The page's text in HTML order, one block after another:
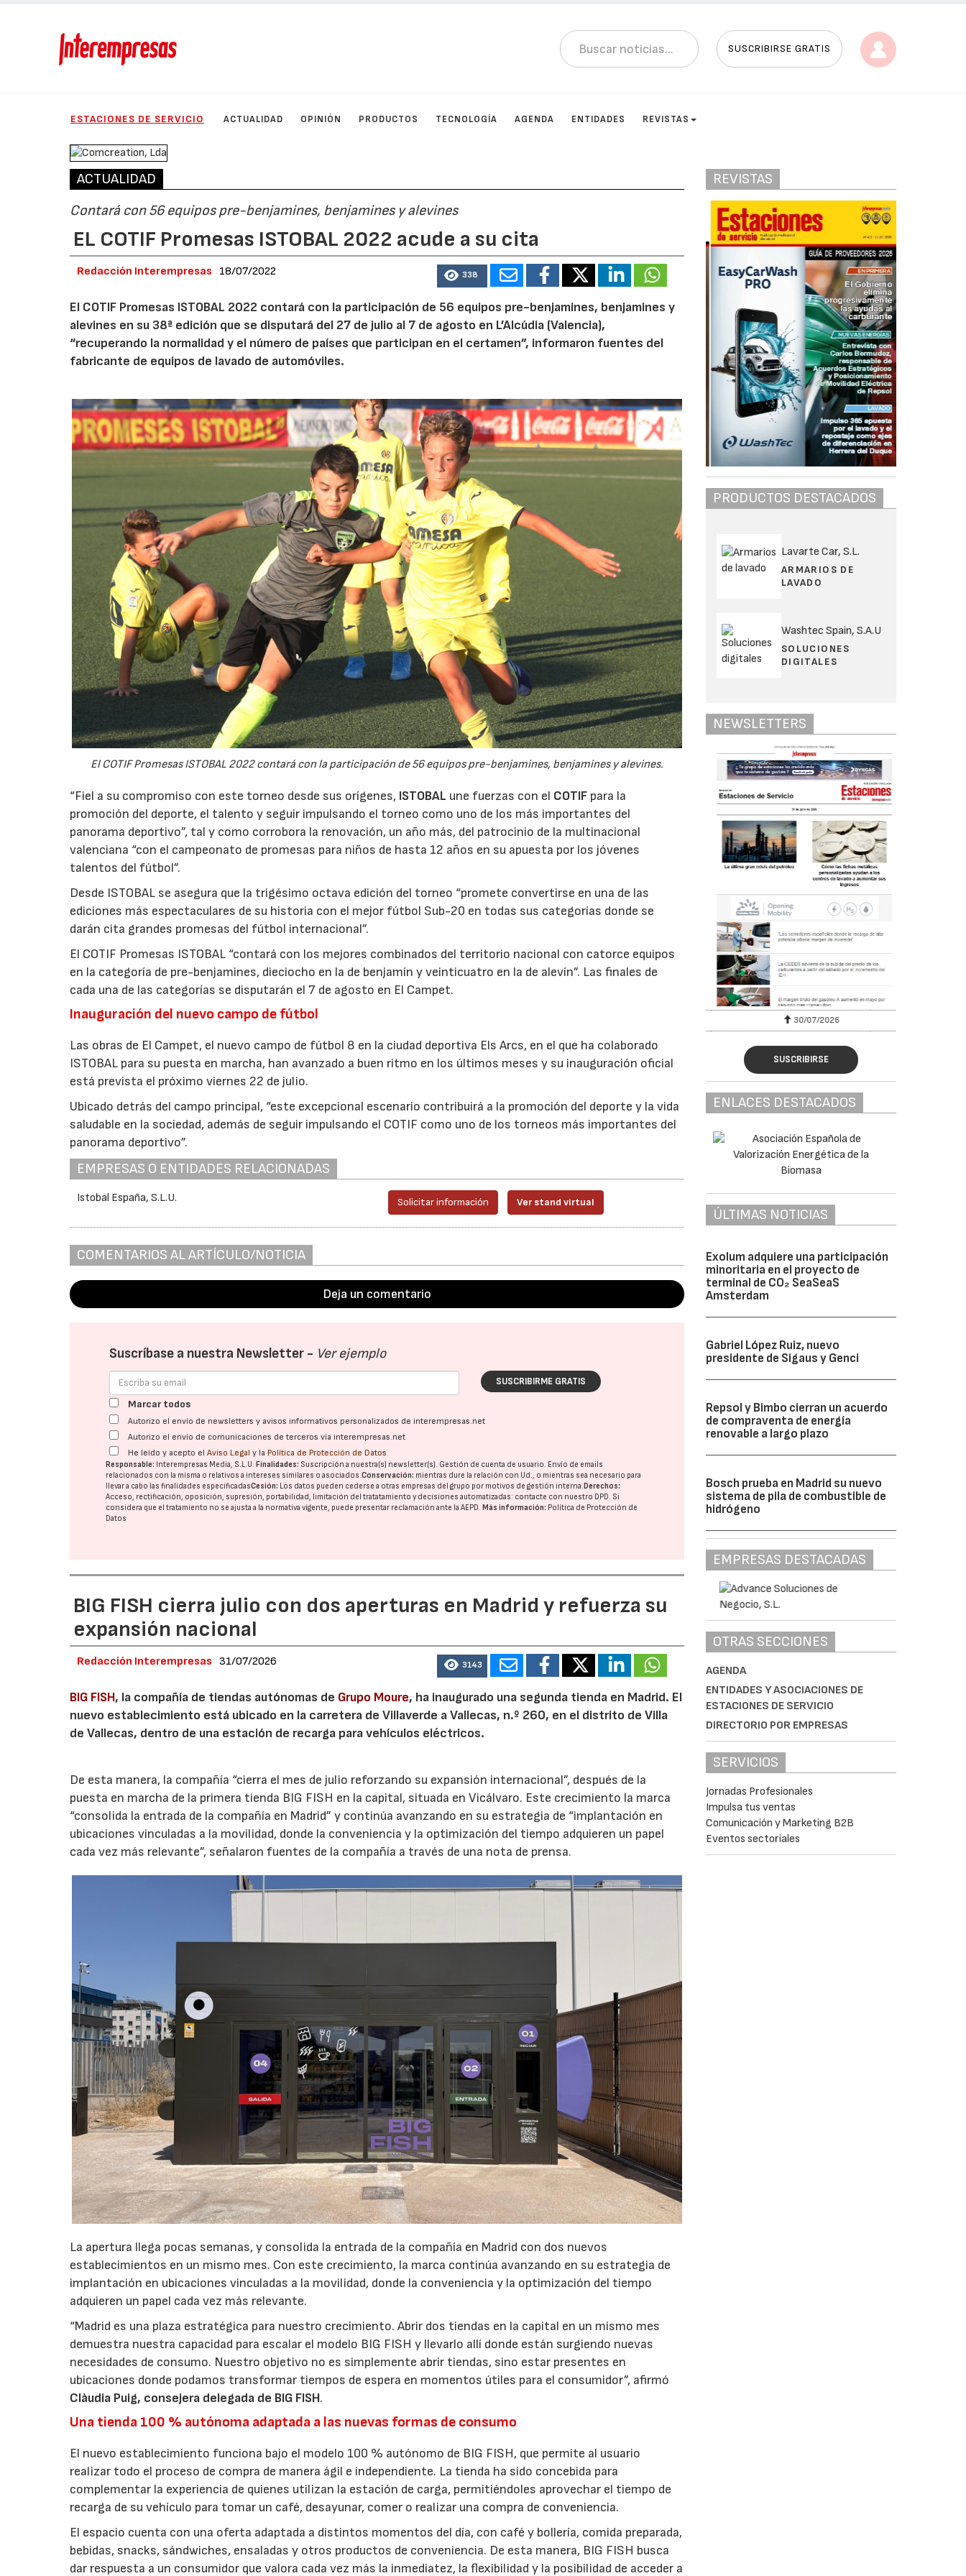
SUSCRIBIRSE GRATIS
ESTACIONES DE SERVICIO ACTUALIDAD OPINIÓN PRODUCTOS TECNOLOGÍA AGENDA ENTIDADES REVISTAS
ACTUALIDAD
Contará con 56 equipos pre-benjamines, benjamines y alevines
EL COTIF Promesas ISTOBAL 2022 acude a su cita
Redacción Interempresas 18/07/2022 338
El COTIF Promesas ISTOBAL 2022 contará con la participación de 56 equipos pre-benjamines, benjamines y
alevines en su 38ª edición que se disputará del 27 de julio al 7 de agosto en L’Alcúdia (Valencia),
“recuperando la normalidad y el número de países que participan en el certamen”, informaron fuentes del
fabricante de equipos de lavado de automóviles.
El COTIF Promesas ISTOBAL 2022 contará con la participación de 56 equipos pre-benjamines, benjamines y alevines.
“Fiel a su compromiso con este torneo desde sus orígenes, ISTOBAL une fuerzas con el COTIF para la
promoción del deporte, el talento y seguir impulsando el torneo como uno de los más importantes del
panorama deportivo”, tal y como corrobora la renovación, un año más, del patrocinio de la multinacional
valenciana “con el campeonato de promesas para niños de hasta 12 años en su apuesta por los jóvenes
talentos del fútbol”.
Desde ISTOBAL se asegura que la trigésimo octava edición del torneo “promete convertirse en una de las
ediciones más espectaculares de su historia con el mejor fútbol Sub-20 en todas sus categorías donde se
darán cita grandes promesas del fútbol internacional”.
El COTIF Promesas ISTOBAL “contará con los mejores combinados del territorio nacional con catorce equipos
en la categoría de pre-benjamines, dieciocho en la de benjamín y veinticuatro en la de alevín”. Las finales de
cada una de las categorías se disputarán el 7 de agosto en El Campet.
Inauguración del nuevo campo de fútbol
Las obras de El Campet, el nuevo campo de fútbol 8 en la ciudad deportiva Els Arcs, en el que ha colaborado
ISTOBAL para su puesta en marcha, han avanzado a buen ritmo en los últimos meses y su inauguración oficial
está prevista el próximo viernes 22 de julio.
Ubicado detrás del campo principal, “este excepcional escenario contribuirá a la promoción del deporte y la vida
saludable en la sociedad, además de seguir impulsando el COTIF como uno de los torneos más importantes del
panorama deportivo”.
EMPRESAS O ENTIDADES RELACIONADAS
Istobal España, S.L.U. Solicitar información Ver stand virtual
COMENTARIOS AL ARTÍCULO/NOTICIA
Deja un comentario
Suscríbase a nuestra Newsletter - Ver ejemplo
SUSCRIBIRME GRATIS
Marcar todos
Autorizo el envío de newsletters y avisos informativos personalizados de interempresas.net
Autorizo el envío de comunicaciones de terceros vía interempresas.net
He leído y acepto elAviso Legal y la Política de Protección de Datos
Responsable: Interempresas Media, S.L.U.Finalidades: Suscripción a nuestra(s) newsletter(s). Gestión de cuenta de usuario. Envío de emails
relacionados con la misma o relativos a intereses similares o asociados.Conservación: mientras dure la relación con Ud., o mientras sea necesario para
llevar a cabo las finalidades especificadasCesión: Los datos pueden cederse a otras empresas del grupo por motivos de gestión interna.Derechos:
Acceso, rectificación, oposición, supresión, portabilidad, limitación del tratatamiento y decisiones automatizadas: contacte con nuestro DPD. Si
considera que el tratamiento no se ajusta a la normativa vigente, puede presentar reclamación ante laAEPD.Más información: Política de Protección de
Datos
BIG FISH cierra julio con dos aperturas en Madrid y refuerza su
expansión nacional
Redacción Interempresas 31/07/2026 3143
BIG FISH, la compañía de tiendas autónomas de Grupo Moure, ha inaugurado una segunda tienda en Madrid. El
nuevo establecimiento está ubicado en la carretera de Villaverde a Vallecas, n.º 260, en el distrito de Villa
de Vallecas, dentro de una estación de recarga para vehículos eléctricos.
De esta manera, la compañía “cierra el mes de julio reforzando su expansión internacional”, después de la
puesta en marcha de la primera tienda BIG FISH en la capital, situada en Vicálvaro. Este crecimiento la marca
“consolida la entrada de la compañía en Madrid” y continúa avanzando en su estrategia de “implantación en
ubicaciones vinculadas a la movilidad, donde la conveniencia y la optimización del tiempo adquieren un papel
cada vez más relevante”, señalaron fuentes de la compañía a través de una nota de prensa.
La apertura llega pocas semanas, y consolida la entrada de la compañía en Madrid con dos nuevos
establecimientos en un mismo mes. Con este crecimiento, la marca continúa avanzando en su estrategia de
implantación en ubicaciones vinculadas a la movilidad, donde la conveniencia y la optimización del tiempo
adquieren un papel cada vez más relevante.
“Madrid es una plaza estratégica para nuestro crecimiento. Abrir dos tiendas en la capital en un mismo mes
demuestra nuestra capacidad para escalar el modelo BIG FISH y llevarlo allí donde están surgiendo nuevas
necesidades de consumo. Nuestro objetivo no es simplemente abrir tiendas, sino estar presentes en
ubicaciones donde podamos transformar tiempos de espera en momentos útiles para el consumidor”, afirmó
Clàudia Puig, consejera delegada de BIG FISH.
Una tienda 100 % autónoma adaptada a las nuevas formas de consumo
El nuevo establecimiento funciona bajo el modelo 100 % autónomo de BIG FISH, que permite al usuario
realizar todo el proceso de compra de manera ágil e independiente. La tienda ha sido concebida para
complementar la experiencia de quienes utilizan la estación de carga, permitiéndoles aprovechar el tiempo de
recarga de su vehículo para tomar un café, desayunar, comer o realizar una compra de conveniencia.
El espacio cuenta con una oferta adaptada a distintos momentos del día, con café y bollería, comida preparada,
bebidas, snacks, sándwiches, ensaladas y otros productos de conveniencia. De esta manera, BIG FISH busca
dar respuesta a un consumidor que valora cada vez más la inmediatez, la flexibilidad y la posibilidad de acceder a
REVISTAS
PRODUCTOS DESTACADOS
Lavarte Car, S.L.
ARMARIOS DE
LAVADO
Washtec Spain, S.A.U
SOLUCIONES
DIGITALES
NEWSLETTERS
30/07/2026
SUSCRIBIRSE
ENLACES DESTACADOS
ÚLTIMAS NOTICIAS
Exolum adquiere una participación
minoritaria en el proyecto de
terminal de CO₂ SeaSeaS
Amsterdam
Gabriel López Ruiz, nuevo
presidente de Sigaus y Genci
Repsol y Bimbo cierran un acuerdo
de compraventa de energía
renovable a largo plazo
Bosch prueba en Madrid su nuevo
sistema de pila de combustible de
hidrógeno
EMPRESAS DESTACADAS
OTRAS SECCIONES
AGENDA
ENTIDADES Y ASOCIACIONES DE
ESTACIONES DE SERVICIO
DIRECTORIO POR EMPRESAS
SERVICIOS
Jornadas Profesionales
Impulsa tus ventas
Comunicación y Marketing B2B
Eventos sectoriales